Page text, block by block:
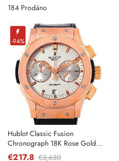
184 Prodáno
-94%
Hublot Classic Fusion
Chronograph 18K Rose Gold
Replica Hodinky 521.OX.2610.LR
€217.8 €3,630